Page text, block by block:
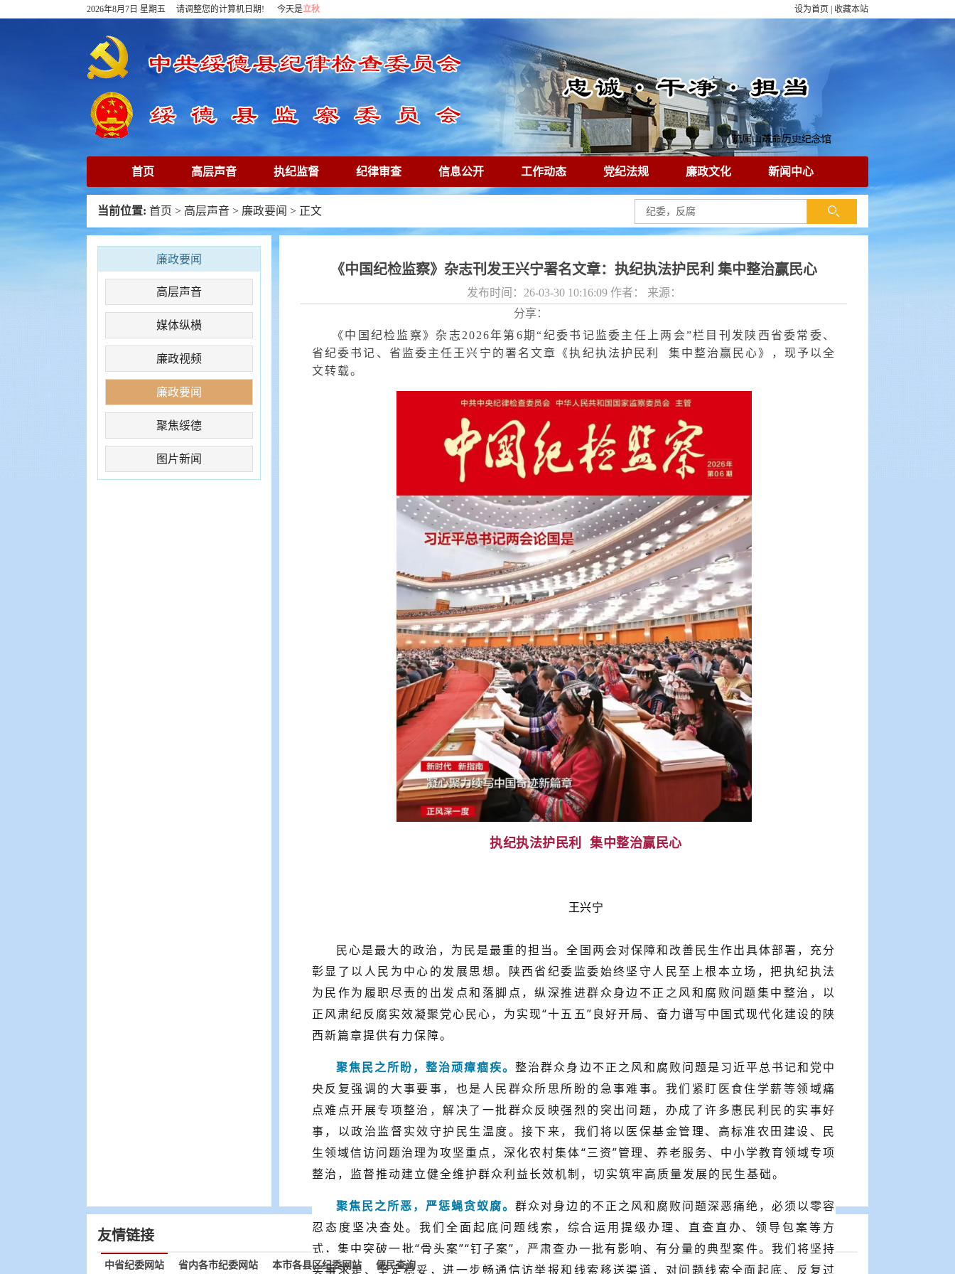
2026年8月7日 星期五 请调整您的计算机日期! 今天是立秋 设为首页 收藏本站
首页 高层声音 执纪监督 纪律审查 信息公开 工作动态 党纪法规 廉政文化 新闻中心
下载专区 在线访谈 清廉镜鉴
当前位置: 首页 > 高层声音 > 廉政要闻 > 正文
廉政要闻
高层声音
媒体纵横
廉政视频
廉政要闻
聚焦绥德
图片新闻
《中国纪检监察》杂志刊发王兴宁署名文章：执纪执法护民利 集中整治赢民心
发布时间：26-03-30 10:16:09 作者： 来源：
分享：
《中国纪检监察》杂志2026年第6期“纪委书记监委主任上两会”栏目刊发陕西省委常委、
省纪委书记、省监委主任王兴宁的署名文章《执纪执法护民利 集中整治赢民心》，现予以全
文转载。
执纪执法护民利 集中整治赢民心
王兴宁
民心是最大的政治，为民是最重的担当。全国两会对保障和改善民生作出具体部署，充分
彰显了以人民为中心的发展思想。陕西省纪委监委始终坚守人民至上根本立场，把执纪执法
为民作为履职尽责的出发点和落脚点，纵深推进群众身边不正之风和腐败问题集中整治，以
正风肃纪反腐实效凝聚党心民心，为实现“十五五”良好开局、奋力谱写中国式现代化建设的陕
西新篇章提供有力保障。
聚焦民之所盼，整治顽瘴痼疾。整治群众身边不正之风和腐败问题是习近平总书记和党中
央反复强调的大事要事，也是人民群众所思所盼的急事难事。我们紧盯医食住学薪等领域痛
点难点开展专项整治，解决了一批群众反映强烈的突出问题，办成了许多惠民利民的实事好
事，以政治监督实效守护民生温度。接下来，我们将以医保基金管理、高标准农田建设、民
生领域信访问题治理为攻坚重点，深化农村集体“三资”管理、养老服务、中小学教育领域专项
整治，监督推动建立健全维护群众利益长效机制，切实筑牢高质量发展的民生基础。
聚焦民之所恶，严惩蝇贪蚁腐。群众对身边的不正之风和腐败问题深恶痛绝，必须以零容
忍态度坚决查处。我们全面起底问题线索，综合运用提级办理、直查直办、领导包案等方
式，集中突破一批“骨头案”“钉子案”，严肃查办一批有影响、有分量的典型案件。我们将坚持
实事求是、坚定稳妥，进一步畅通信访举报和线索移送渠道，对问题线索全面起底、反复过
友情链接
中省纪委网站 省内各市纪委网站 本市各县区纪委网站 便民查询